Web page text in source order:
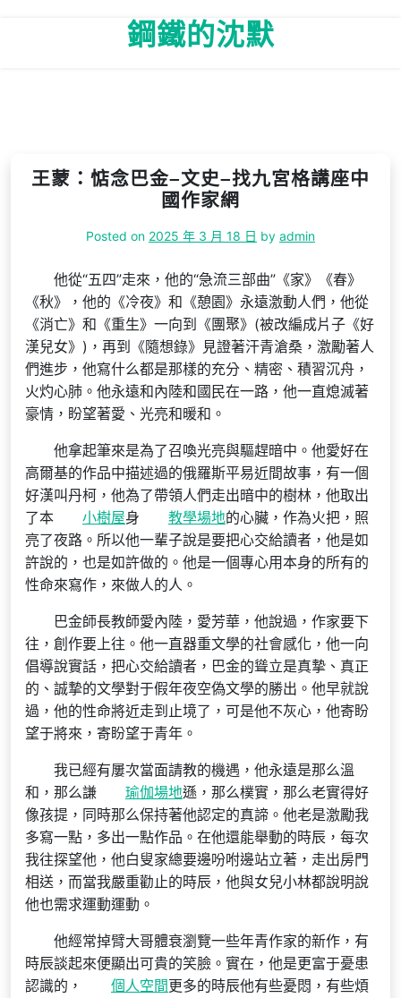
鋼鐵的沈默
王蒙：惦念巴金–文史–找九宮格講座中
國作家網
Posted on 2025 年 3 月 18 日 by admin
他從“五四”走來，他的“急流三部曲”《家》《春》
《秋》，他的《冷夜》和《憩園》永遠激動人們，他從
《消亡》和《重生》一向到《團聚》(被改編成片子《好
漢兒女》)，再到《隨想錄》見證著汗青滄桑，激勵著人
們進步，他寫什么都是那樣的充分、精密、積習沉舟，
火灼心肺。他永遠和內陸和國民在一路，他一直熄滅著
豪情，盼望著愛、光亮和暖和。
他拿起筆來是為了召喚光亮與驅趕暗中。他愛好在
高爾基的作品中描述過的俄羅斯平易近間故事，有一個
好漢叫丹柯，他為了帶領人們走出暗中的樹林，他取出
了本
小樹屋身 教學場地的心臟，作為火把，照
亮了夜路。所以他一輩子說是要把心交給讀者，他是如
許說的，也是如許做的。他是一個專心用本身的所有的
性命來寫作，來做人的人。
巴金師長教師愛內陸，愛芳華，他說過，作家要下
往，創作要上往。他一直器重文學的社會感化，他一向
倡導說實話，把心交給讀者，巴金的聳立是真摯、真正
的、誠摯的文學對于假年夜空偽文學的勝出。他早就說
過，他的性命將近走到止境了，可是他不灰心，他寄盼
望于將來，寄盼望于青年。
我已經有屢次當面請教的機遇，他永遠是那么溫
和，那么謙
瑜伽場地遜，那么樸實，那么老實得好
像孩提，同時那么保持著他認定的真諦。他老是激勵我
多寫一點，多出一點作品。在他還能舉動的時辰，每次
我往探望他，他白叟家總要邊吩咐邊站立著，走出房門
相送，而當我嚴重勸止的時辰，他與女兒小林都說明說
他也需求運動運動。
他經常掉臂大哥體衰瀏覽一些年青作家的新作，有
時辰談起來便顯出可貴的笑臉。實在，他是更富于憂患
認識的，
個人空間更多的時辰他有些憂悶，有些煩